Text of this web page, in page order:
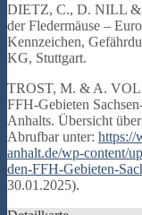
DIETZ, C., D. NILL &
der Fledermäuse –
Kennzeichen,
KG, Stuttgart.
TROST, M. & A.
FFH-Gebieten
Anhalts. Übersicht
Abrufbar unter: https://
anhalt.de/wp-content/
den-FFH-Gebieten-
30.01.2025).